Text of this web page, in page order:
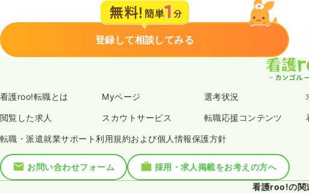
登録して相談してみる
看護roo!転職とは Myページ 選考状況
閲覧した求人 スカウトサービス 転職応援コンテンツ
転職・派遣就業サポート利用規約および個人情報保護方針
お問い合わせフォーム
採用・求人掲載をお考えの方へ
看護roo!の関